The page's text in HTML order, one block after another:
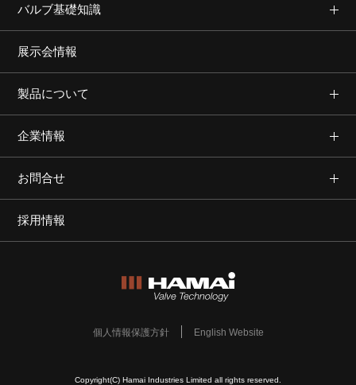
バルブ基礎知識
展示会情報
製品について
企業情報
お問合せ
採用情報
個人情報保護方針 English Website
Copyright(C) Hamai Industries Limited all rights reserved.